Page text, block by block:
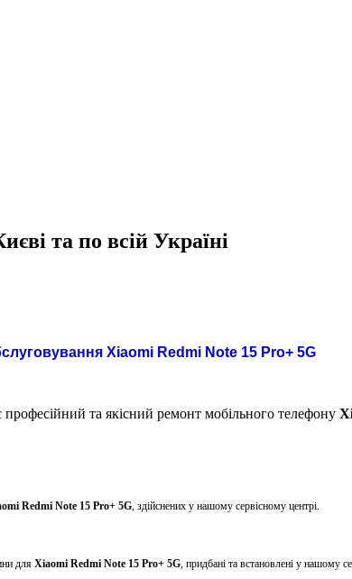
та по всій Україні
Xiaomi Redmi Note 15 Pro+ 5G
та якісний ремонт мобільного телефону
Redmi Note 15 Pro+ 5G , здійснених у нашому сервісному центрі.
для Xiaomi Redmi Note 15 Pro+ 5G , придбані та встановлені у нашому